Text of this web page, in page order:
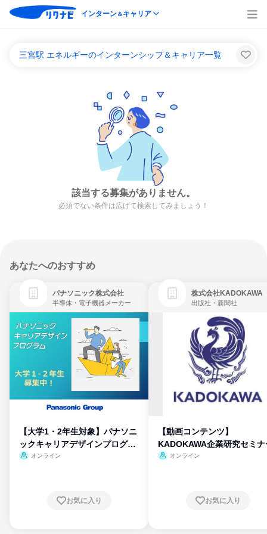
インターン＆キャリア
三宮駅 エネルギーのインターンシップ＆キャリア一覧
該当する募集がありません。
必須でない条件は広げて検索してみましょう！
あなたへのおすすめ
パナソニック株式会社
半導体・電子機器メーカー
【大学1・2年生対象】パナソニ
ックキャリアデザインプログラ
ム
オンライン
お気に入り
株式会社KADOKAWA
出版社・新聞社
【動画コンテンツ】
KADOKAWA企業研究セミナ
オンライン
お気に入り